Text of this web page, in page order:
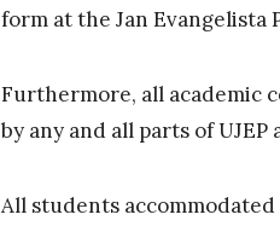
form at the Jan
Furthermore, all academic
by any and all parts of
All students